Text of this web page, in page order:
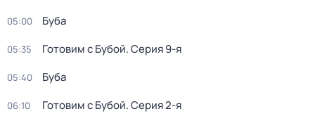
05:00 Буба
05:35 Готовим с Бубой. Серия 9-я
05:40 Буба
06:10 Готовим с Бубой. Серия 2-я